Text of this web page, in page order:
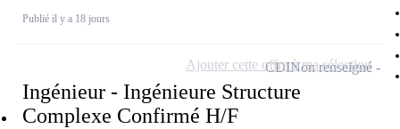
Publié il y a 18 jours
Ingénieur - Ingénieure Structure
Complexe Confirmé H/F
CDINon renseigné
Ajouter cette offre à ma sélection